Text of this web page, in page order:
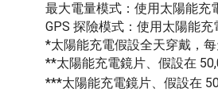
最大電量模式：使用太陽能
GPS 探險模式：使用太陽能
*太陽能充電假設全天穿戴，
**太陽能充電鏡片、假設在
***太陽能充電鏡片、假設在